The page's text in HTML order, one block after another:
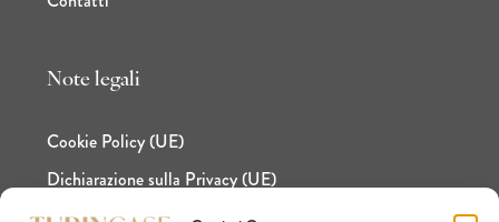
Note legali
Cookie Policy (UE)
Dichiarazione sulla Privacy (UE)